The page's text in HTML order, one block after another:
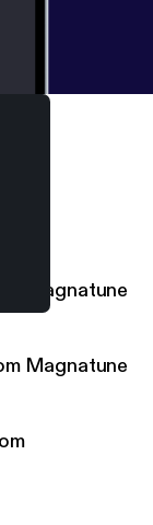
Magnatune
Magnatune